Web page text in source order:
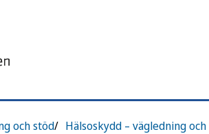
och stöd
Hälsoskydd – vägledning